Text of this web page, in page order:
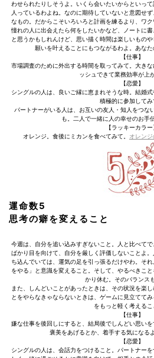
わせられたりしそうよ。いくら会いたいからといっ
人っているわよね。なのに期待していないと意図せ
なもの。だからこそいろいろと計画を練るより、ワ
憧れの人に出会えたら何をしたいかなど、ノートに
と思うかもしれんけど、思い描く時間は楽しいもの
願いを叶えることにもつながるわよ。あなた
【仕事】
市場調査のために外出する時間を取ってみて。大き
ッシュできて業務効率が上
【恋愛】
シングルの人は、良いご縁に恵まれそうな時。結婚
積極的に参加してみ
パートナーがいる人は、お互いの友人・知人をつな
も。二人で一緒に人の幸せのお手
【ラッキーカラー
オレンジ。食後にミカンを食べてみて。 オレン
運命数5
思考の癖を変えること
今週は、自分を追い込みすぎないこと。人と比べて
ばかり目を向けて、自分を厳しく評価しないことよ
ち込んでいては、運気の足を引っ張るだけやわ。そ
をやる」と意識を変えること。そして、やるべきこ
かり休む。そのバランス
また、しんどいことがあったときは、その状況を楽
とをやらなきゃならないときは、ゲームに見立てて
をもっと軽く考えるこ
【仕事】
嫌な仕事を後回しにすると、結局後でしんどい思い
褒美をあげるとか、着手する気になる
【恋愛】
シングルの人は、会話力をつけること。パートナー